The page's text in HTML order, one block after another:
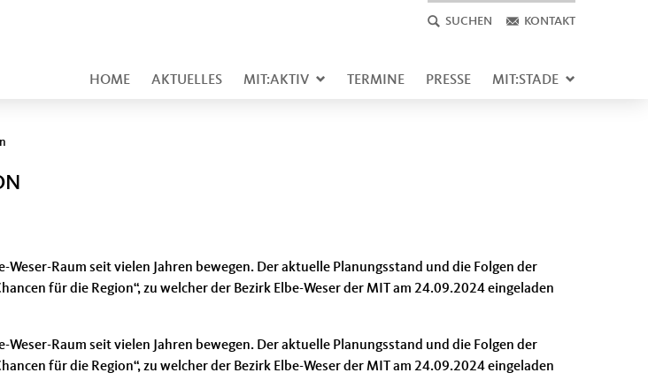
SUCHEN KONTAKT
HOME AKTUELLES MIT:AKTIV TERMINE PRESSE MIT:STADE
Raum seit vielen Jahren bewegen. Der aktuelle Planungsstand und die Folgen der
für die Region“, zu welcher der Bezirk Elbe-Weser der MIT am 24.09.2024 eingeladen
Raum seit vielen Jahren bewegen. Der aktuelle Planungsstand und die Folgen der
für die Region“, zu welcher der Bezirk Elbe-Weser der MIT am 24.09.2024 eingeladen